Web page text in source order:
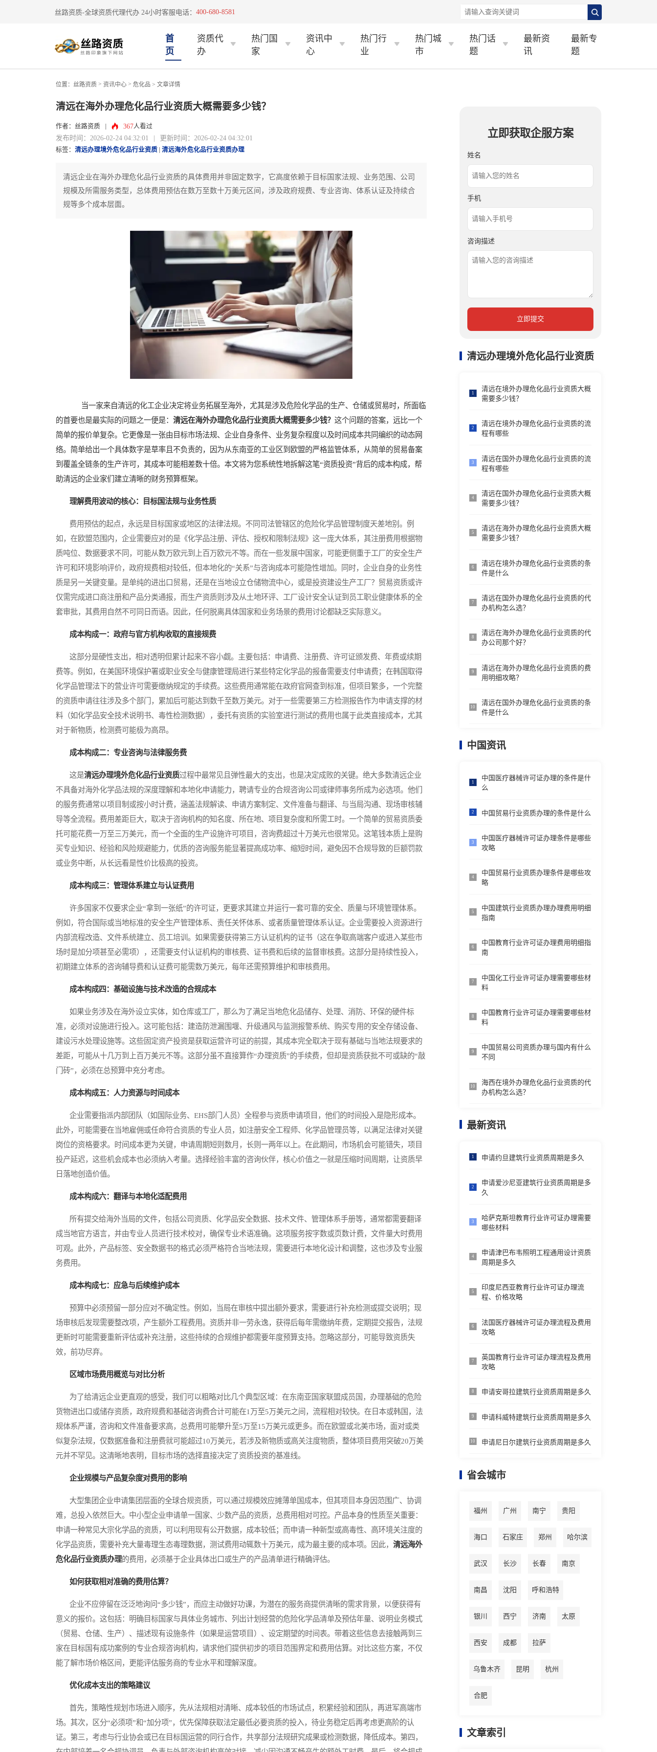
丝路资质-全球资质代理代办 24小时客服电话： 400-680-8581
首
页
资质代
办
热门国
家
资讯中
心
热门行
业
热门城
市
热门话
题
最新资
讯
最新专
题
位置： 丝路资质 > 资讯中心 > 危化品 > 文章详情
清远在海外办理危化品行业资质大概需要多少钱？
作者：丝路资质 367人看过
发布时间：2026-02-24 04:32:01 | 更新时间：2026-02-24 04:32:01
标签： 清远办理境外危化品行业资质 清远海外危化品行业资质办理
清远企业在海外办理危化品行业资质的具体费用并非固定数字，它高度依赖于目标国家法规、业务范围、公司
规模及所需服务类型，总体费用预估在数万至数十万美元区间，涉及政府规费、专业咨询、体系认证及持续合
规等多个成本层面。
当一家来自清远的化工企业决定将业务拓展至海外，尤其是涉及危险化学品的生产、仓储或贸易时，所面临
的首要也是最实际的问题之一便是： 清远在海外办理危化品行业资质大概需要多少钱？ 这个问题的答案，远比一个
简单的报价单复杂。它更像是一张由目标市场法规、企业自身条件、业务复杂程度以及时间成本共同编织的动态网
络。简单给出一个具体数字是草率且不负责的，因为从东南亚的工业区到欧盟的严格监管体系，从简单的贸易备案
到覆盖全链条的生产许可，其成本可能相差数十倍。本文将为您系统性地拆解这笔“资质投资”背后的成本构成，帮
助清远的企业家们建立清晰的财务预算框架。
理解费用波动的核心：目标国法规与业务性质
费用预估的起点，永远是目标国家或地区的法律法规。不同司法管辖区的危险化学品管理制度天差地别。例
如，在欧盟范围内，企业需要应对的是《化学品注册、评估、授权和限制法规》这一庞大体系，其注册费用根据物
质吨位、数据要求不同，可能从数万欧元到上百万欧元不等。而在一些发展中国家，可能更侧重于工厂的安全生产
许可和环境影响评价，政府规费相对较低，但本地化的“关系”与咨询成本可能隐性增加。同时，企业自身的业务性
质是另一关键变量。是单纯的进出口贸易，还是在当地设立仓储物流中心，或是投资建设生产工厂？贸易资质或许
仅需完成进口商注册和产品分类通报，而生产资质则涉及从土地环评、工厂设计安全认证到员工职业健康体系的全
套审批，其费用自然不可同日而语。因此，任何脱离具体国家和业务场景的费用讨论都缺乏实际意义。
成本构成一：政府与官方机构收取的直接规费
这部分是硬性支出，相对透明但累计起来不容小觑。主要包括：申请费、注册费、许可证颁发费、年费或续期
费等。例如，在美国环境保护署或职业安全与健康管理局进行某些特定化学品的报备需要支付申请费；在韩国取得
化学品管理法下的营业许可需要缴纳规定的手续费。这些费用通常能在政府官网查到标准，但项目繁多，一个完整
的资质申请往往涉及多个部门，累加后可能达到数千至数万美元。对于一些需要第三方检测报告作为申请支撑的材
料（如化学品安全技术说明书、毒性检测数据），委托有资质的实验室进行测试的费用也属于此类直接成本，尤其
对于新物质，检测费可能极为高昂。
成本构成二：专业咨询与法律服务费
这是清远办理境外危化品行业资质过程中最常见且弹性最大的支出，也是决定成败的关键。绝大多数清远企业
不具备对海外化学品法规的深度理解和本地化申请能力，聘请专业的合规咨询公司或律师事务所成为必选项。他们
的服务费通常以项目制或按小时计费，涵盖法规解读、申请方案制定、文件准备与翻译、与当局沟通、现场审核辅
导等全流程。费用差距巨大，取决于咨询机构的知名度、所在地、项目复杂度和所需工时。一个简单的贸易资质委
托可能花费一万至三万美元，而一个全面的生产设施许可项目，咨询费超过十万美元也很常见。这笔钱本质上是购
买专业知识、经验和风险规避能力，优质的咨询服务能显著提高成功率、缩短时间，避免因不合规导致的巨额罚款
或业务中断，从长远看是性价比极高的投资。
成本构成三：管理体系建立与认证费用
许多国家不仅要求企业“拿到一张纸”的许可证，更要求其建立并运行一套可靠的安全、质量与环境管理体系。
例如，符合国际或当地标准的安全生产管理体系、责任关怀体系、或者质量管理体系认证。企业需要投入资源进行
内部流程改造、文件系统建立、员工培训。如果需要获得第三方认证机构的证书（这在争取高端客户或进入某些市
场时是加分项甚至必需项），还需要支付认证机构的审核费、证书费和后续的监督审核费。这部分是持续性投入，
初期建立体系的咨询辅导费和认证费可能需数万美元，每年还需预算维护和审核费用。
成本构成四：基础设施与技术改造的合规成本
如果业务涉及在海外设立实体，如仓库或工厂，那么为了满足当地危化品储存、处理、消防、环保的硬件标
准，必须对设施进行投入。这可能包括：建造防泄漏围堰、升级通风与监测报警系统、购买专用的安全存储设备、
建设污水处理设施等。这些固定资产投资是获取运营许可证的前提，其成本完全取决于现有基础与当地法规要求的
差距，可能从十几万到上百万美元不等。这部分虽不直接算作“办理资质”的手续费，但却是资质获批不可或缺的“敲
门砖”，必须在总预算中充分考虑。
成本构成五：人力资源与时间成本
企业需要指派内部团队（如国际业务、EHS部门人员）全程参与资质申请项目，他们的时间投入是隐形成本。
此外，可能需要在当地雇佣或任命符合资质的专业人员，如注册安全工程师、化学品管理员等，以满足法律对关键
岗位的资格要求。时间成本更为关键，申请周期短则数月，长则一两年以上。在此期间，市场机会可能错失，项目
投产延迟，这些机会成本也必须纳入考量。选择经验丰富的咨询伙伴，核心价值之一就是压缩时间周期，让资质早
日落地创造价值。
成本构成六：翻译与本地化适配费用
所有提交给海外当局的文件，包括公司资质、化学品安全数据、技术文件、管理体系手册等，通常都需要翻译
成当地官方语言，并由专业人员进行技术校对，确保专业术语准确。这项服务按字数或页数计费，文件量大时费用
可观。此外，产品标签、安全数据书的格式必须严格符合当地法规，需要进行本地化设计和调整，这也涉及专业服
务费用。
成本构成七：应急与后续维护成本
预算中必须预留一部分应对不确定性。例如，当局在审核中提出额外要求，需要进行补充检测或提交说明；现
场审核后发现需要整改项，产生额外工程费用。资质并非一劳永逸，获得后每年需缴纳年费，定期提交报告，法规
更新时可能需要重新评估或补充注册，这些持续的合规维护都需要年度预算支持。忽略这部分，可能导致资质失
效，前功尽弃。
区域市场费用概览与对比分析
为了给清远企业更直观的感受，我们可以粗略对比几个典型区域：在东南亚国家联盟成员国，办理基础的危险
货物进出口或储存资质，政府规费和基础咨询费合计可能在1万至5万美元之间，流程相对较快。在日本或韩国，法
规体系严谨，咨询和文件准备要求高，总费用可能攀升至5万至15万美元或更多。而在欧盟或北美市场，面对或类
似复杂法规，仅数据准备和注册费就可能超过10万美元，若涉及新物质或高关注度物质，整体项目费用突破20万美
元并不罕见。这清晰地表明，目标市场的选择直接决定了资质投资的基准线。
企业规模与产品复杂度对费用的影响
大型集团企业申请集团层面的全球合规资质，可以通过规模效应摊薄单国成本，但其项目本身因范围广、协调
难，总投入依然巨大。中小型企业申请单一国家、少数产品的资质，总费用相对可控。产品本身的性质至关重要：
申请一种常见大宗化学品的资质，可以利用现有公开数据，成本较低；而申请一种新型或高毒性、高环境关注度的
化学品资质，需要补充大量毒理生态毒理数据，测试费用动辄数十万美元，成为最主要的成本项。因此， 清远海外
危化品行业资质办理的费用，必须基于企业具体出口或生产的产品清单进行精确评估。
如何获取相对准确的费用估算？
企业不应停留在泛泛地询问“多少钱”，而应主动做好功课，为潜在的服务商提供清晰的需求背景，以便获得有
意义的报价。这包括：明确目标国家与具体业务城市、列出计划经营的危险化学品清单及预估年量、说明业务模式
（贸易、仓储、生产）、描述现有设施条件（如果是运营项目）、设定期望的时间表。带着这些信息去接触两到三
家在目标国有成功案例的专业合规咨询机构，请求他们提供初步的项目范围界定和费用估算。对比这些方案，不仅
能了解市场价格区间，更能评估服务商的专业水平和理解深度。
优化成本支出的策略建议
首先，策略性规划市场进入顺序，先从法规相对清晰、成本较低的市场试点，积累经验和团队，再进军高端市
场。其次，区分“必须项”和“加分项”，优先保障获取法定最低必要资质的投入，待业务稳定后再考虑更高阶的认
证。第三，考虑与行业协会或已在目标国运营的同行合作，共享部分法规研究成果或检测数据，降低成本。第四，
立即获取企服方案
姓名
手机
咨询描述
立即提交
清远办理境外危化品行业资质
1
清远在境外办理危化品行业资质大概
需要多少钱？
2
清远在境外办理危化品行业资质的流
程有哪些
3
清远在国外办理危化品行业资质的流
程有哪些
4
清远在国外办理危化品行业资质大概
需要多少钱？
5
清远在海外办理危化品行业资质大概
需要多少钱？
6
清远在境外办理危化品行业资质的条
件是什么
7
清远在国外办理危化品行业资质的代
办机构怎么选？
8
清远在海外办理危化品行业资质的代
办公司那个好？
9
清远在海外办理危化品行业资质的费
用明细攻略？
10
清远在国外办理危化品行业资质的条
件是什么
中国资讯
1
中国医疗器械许可证办理的条件是什
么
2 中国贸易行业资质办理的条件是什么
3
中国医疗器械许可证办理条件是哪些
攻略
4
中国贸易行业资质办理条件是哪些攻
略
5
中国建筑行业资质办理办理费用明细
指南
6
中国教育行业许可证办理费用明细指
南
7
中国化工行业许可证办理需要哪些材
料
8
中国教育行业许可证办理需要哪些材
料
9
中国贸易公司资质办理与国内有什么
不同
10
海西在境外办理危化品行业资质的代
办机构怎么选？
最新资讯
1 申请约旦建筑行业资质周期是多久
2
申请爱沙尼亚建筑行业资质周期是多
久
3
哈萨克斯坦教育行业许可证办理需要
哪些材料
4
申请津巴布韦照明工程通用设计资质
周期是多久
5
印度尼西亚教育行业许可证办理流
程、价格攻略
6
法国医疗器械许可证办理流程及费用
攻略
7
英国教育行业许可证办理流程及费用
攻略
8 申请安哥拉建筑行业资质周期是多久
9 申请科威特建筑行业资质周期是多久
10 申请尼日尔建筑行业资质周期是多久
省会城市
福州 广州 南宁 贵阳
海口 石家庄 郑州 哈尔滨
武汉 长沙 长春 南京
南昌 沈阳 呼和浩特
银川 西宁 济南 太原
西安 成都 拉萨
乌鲁木齐 昆明 杭州
合肥
文章索引